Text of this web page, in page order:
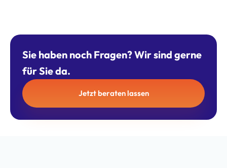
Sie haben noch Fragen? Wir sind gerne
für Sie da.
Jetzt beraten lassen